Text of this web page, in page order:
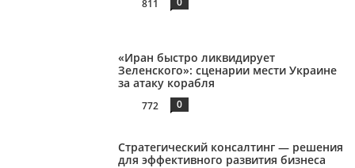
811
«Иран быстро ликвидирует
Зеленского»: сценарии мести Украине
за атаку корабля
772 0
Стратегический консалтинг — решения
для эффективного развития бизнеса